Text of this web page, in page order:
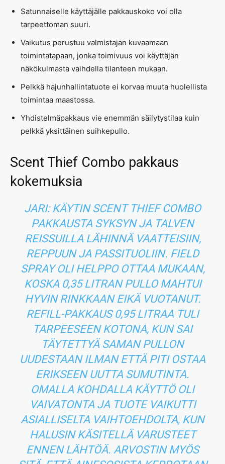
Satunnaiselle käyttäjälle pakkauskoko voi olla
tarpeettoman suuri.
Vaikutus perustuu valmistajan kuvaamaan
toimintatapaan, jonka toimivuus voi käyttäjän
näkökulmasta vaihdella tilanteen mukaan.
Pelkkä hajunhallintatuote ei korvaa muuta huolellista
toimintaa maastossa.
Yhdistelmäpakkaus vie enemmän säilytystilaa kuin
pelkkä yksittäinen suihkepullo.
Scent Thief Combo pakkaus
kokemuksia
JARI: KÄYTIN SCENT THIEF COMBO
PAKKAUSTA SYKSYN JA TALVEN
REISSUILLA LÄHINNÄ VAATTEISIIN,
REPPUUN JA PASSITUOLIIN. FIELD
SPRAY OLI HELPPO OTTAA MUKAAN,
KOSKA 0,35 LITRAN PULLO MAHTUI
HYVIN RINKKAAN EIKÄ VUOTANUT.
REFILL-PAKKAUS 0,95 LITRAA TULI
TARPEESEEN KOTONA, KUN SAI
TÄYTETTYÄ SAMAN PULLON
UUDESTAAN ILMAN ETTÄ PITI OSTAA
ERIKSEEN UUTTA SUMUTINTA.
OMALLA KOHDALLA KÄYTTÖ OLI
VAIVATONTA JA TUOTE VAIKUTTI
ASIALLISELTA VAIHTOEHDOLTA, KUN
HALUSIN KÄSITELLÄ VARUSTEET
ENNEN LÄHTÖÄ. ARVOSTIN MYÖS